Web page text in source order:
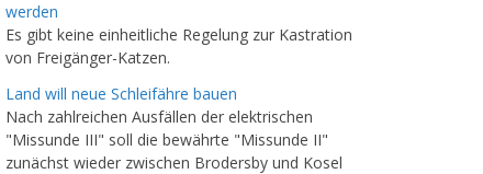
werden
Es gibt keine einheitliche Regelung zur Kastration
von Freigänger-Katzen.
Land will neue Schleifähre bauen
Nach zahlreichen Ausfällen der elektrischen
"Missunde III" soll die bewährte "Missunde II"
zunächst wieder zwischen Brodersby und Kosel